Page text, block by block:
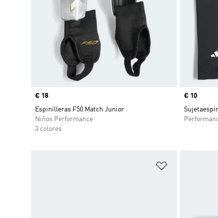
Precio
€ 18
Espinilleras F50 Match Junior
Niños Performance
3 colores
Precio
€ 10